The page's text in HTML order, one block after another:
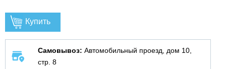
Купить
Самовывоз: Автомобильный проезд, дом 10,
стр. 8